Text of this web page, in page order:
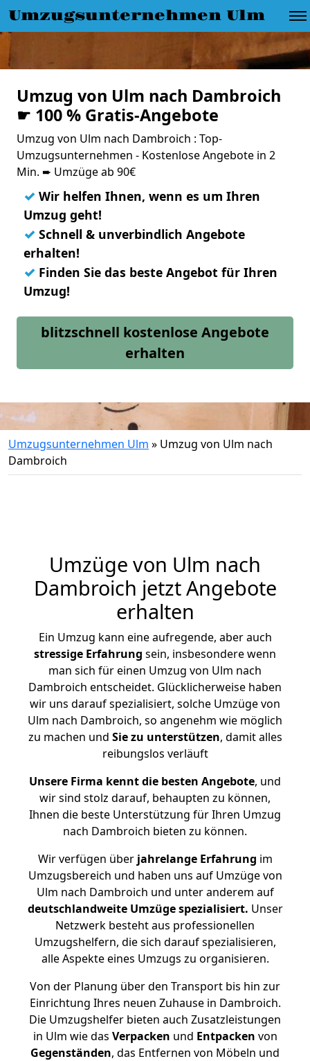
Umzugsunternehmen Ulm
Umzug von Ulm nach Dambroich
☛ 100 % Gratis-Angebote
Umzug von Ulm nach Dambroich : Top-
Umzugsunternehmen - Kostenlose Angebote in 2
Min. ➨ Umzüge ab 90€
✓ Wir helfen Ihnen, wenn es um Ihren
Umzug geht!
✓ Schnell & unverbindlich Angebote
erhalten!
✓ Finden Sie das beste Angebot für Ihren
Umzug!
blitzschnell kostenlose Angebote
erhalten
Umzugsunternehmen Ulm » Umzug von Ulm nach
Dambroich
Umzüge von Ulm nach
Dambroich jetzt Angebote
erhalten
Ein Umzug kann eine aufregende, aber auch
stressige Erfahrung sein, insbesondere wenn
man sich für einen Umzug von Ulm nach
Dambroich entscheidet. Glücklicherweise haben
wir uns darauf spezialisiert, solche Umzüge von
Ulm nach Dambroich, so angenehm wie möglich
zu machen und Sie zu unterstützen, damit alles
reibungslos verläuft
Unsere Firma kennt die besten Angebote, und
wir sind stolz darauf, behaupten zu können,
Ihnen die beste Unterstützung für Ihren Umzug
nach Dambroich bieten zu können.
Wir verfügen überjahrelange Erfahrung im
Umzugsbereich und haben uns auf Umzüge von
Ulm nach Dambroich und unter anderem auf
deutschlandweite Umzüge spezialisiert. Unser
Netzwerk besteht aus professionellen
Umzugshelfern, die sich darauf spezialisieren,
alle Aspekte eines Umzugs zu organisieren.
Von der Planung über den Transport bis hin zur
Einrichtung Ihres neuen Zuhause in Dambroich.
Die Umzugshelfer bieten auch Zusatzleistungen
in Ulm wie das Verpacken und Entpacken von
Gegenständen, das Entfernen von Möbeln und